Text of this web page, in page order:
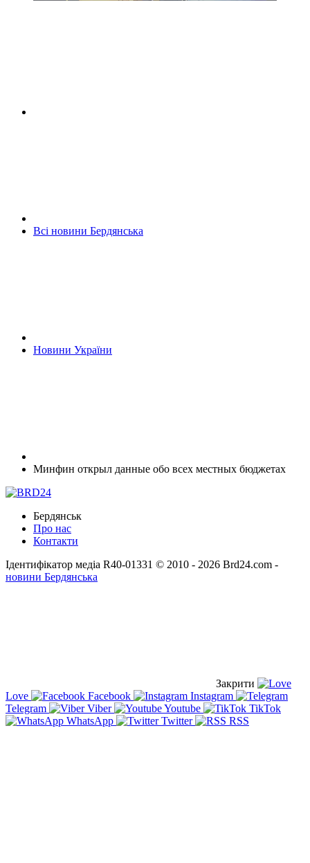
Всі новини Бердянська
Новини України
Минфин открыл данные обо всех местных бюджетах
Бердянськ
Про нас
Контакти
Ідентифікатор медіа R40-01331 © 2010 - 2026 Brd24.com -
новини Бердянська
Закрити
Love
Facebook
Instagram
Telegram
Viber Youtube
TikTok
WhatsApp
Twitter RSS